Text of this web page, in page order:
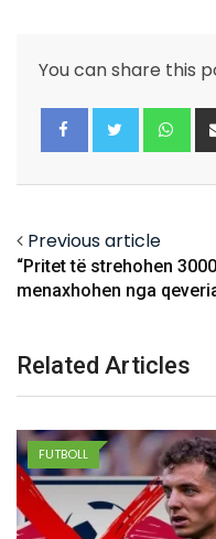
You can share this
Previous article
“Pritet të strehohen
menaxhohen nga
Related Articles
FUTBOLL